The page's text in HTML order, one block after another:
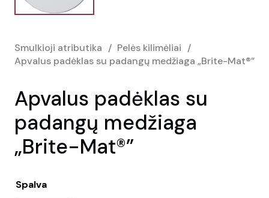
Smulkioji atributika / Pelės kilimėliai /
Apvalus padėklas su padangų medžiaga „Brite-Mat®”
Apvalus padėklas su
padangų medžiaga
„Brite-Mat®”
Spalva